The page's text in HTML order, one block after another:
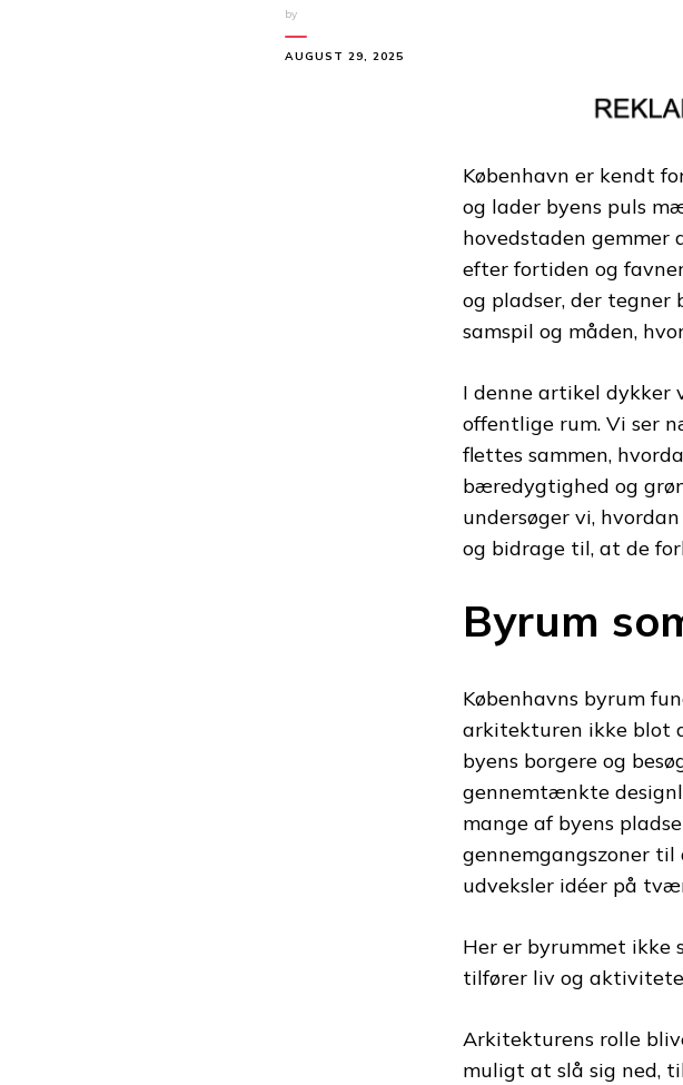
by
AUGUST 29, 2025
København er kendt
og lader byens puls
hovedstaden
efter fortiden og
og pladser, der tegner
samspil og måden,
I denne artikel dykker
offentlige rum. Vi ser
flettes sammen,
bæredygtighed og
undersøger vi,
og bidrage til, at de
Byrum
Københavns byrum
arkitekturen ikke blot
byens borgere og
gennemtænkte
mange af byens
gennemgangszoner til
udveksler idéer på
Her er byrummet ikke
tilfører liv og
Arkitekturens rolle
muligt at slå sig ned,